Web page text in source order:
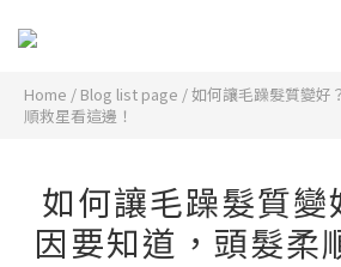
Home / Blog list page /如何讓毛躁髮質變好
順救星看這邊！
如何讓毛躁髮質變
因要知道，頭髮柔